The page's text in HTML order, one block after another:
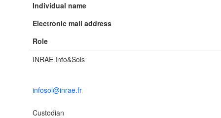
Individual name
Electronic mail address
Role
INRAE Info&Sols
infosol@inrae.fr
Custodian